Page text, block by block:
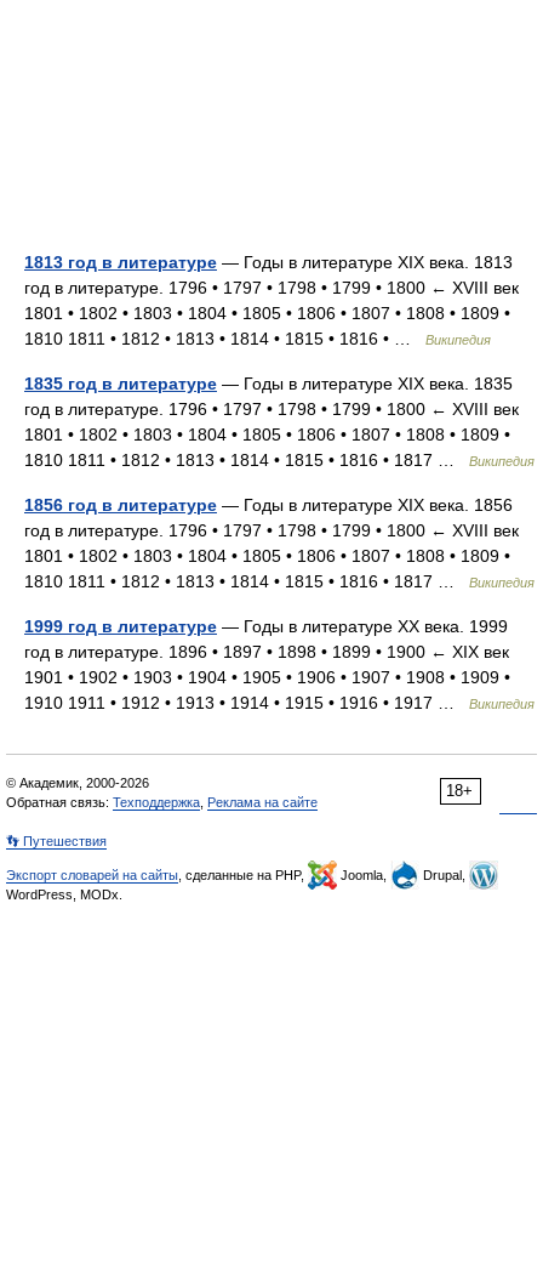
1813 год в литературе — Годы в литературе XIX века. 1813
год в литературе. 1796 • 1797 • 1798 • 1799 • 1800 ← XVIII век
1801 • 1802 • 1803 • 1804 • 1805 • 1806 • 1807 • 1808 • 1809 •
1810 1811 • 1812 • 1813 • 1814 • 1815 • 1816 • …
Википедия
1835 год в литературе — Годы в литературе XIX века. 1835
год в литературе. 1796 • 1797 • 1798 • 1799 • 1800 ← XVIII век
1801 • 1802 • 1803 • 1804 • 1805 • 1806 • 1807 • 1808 • 1809 •
1810 1811 • 1812 • 1813 • 1814 • 1815 • 1816 • 1817 …
Википедия
1856 год в литературе — Годы в литературе XIX века. 1856
год в литературе. 1796 • 1797 • 1798 • 1799 • 1800 ← XVIII век
1801 • 1802 • 1803 • 1804 • 1805 • 1806 • 1807 • 1808 • 1809 •
1810 1811 • 1812 • 1813 • 1814 • 1815 • 1816 • 1817 …
Википедия
1999 год в литературе — Годы в литературе XX века. 1999
год в литературе. 1896 • 1897 • 1898 • 1899 • 1900 ← XIX век
1901 • 1902 • 1903 • 1904 • 1905 • 1906 • 1907 • 1908 • 1909 •
1910 1911 • 1912 • 1913 • 1914 • 1915 • 1916 • 1917 …
Википедия
18+
© Академик, 2000-2026
Обратная связь: Техподдержка Реклама на сайте
👣 Путешествия
Экспорт словарей на сайты , сделанные на PHP, Joomla,
Drupal,
WordPress, MODx.